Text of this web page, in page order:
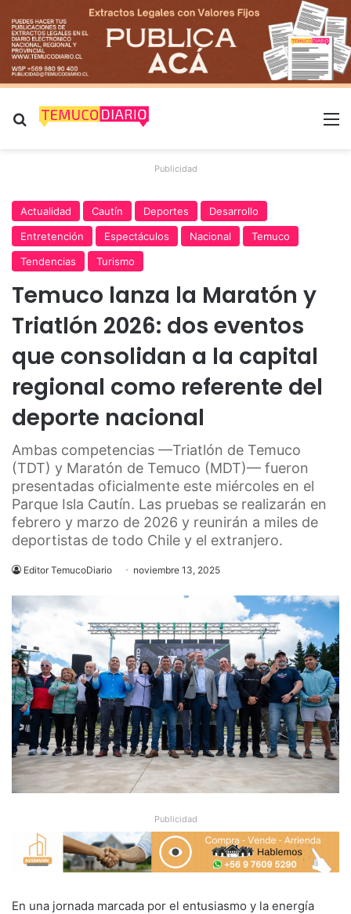
Buscar por
Publicidad
Actualidad Cautín Deportes
Desarrollo
Entretención
Espectáculos Nacional
Temuco
Tendencias
Turismo
Temuco lanza la Maratón y
Triatlón 2026: dos eventos
que consolidan a la capital
regional como referente del
deporte nacional
Ambas competencias —Triatlón de Temuco
(TDT) y Maratón de Temuco (MDT)— fueron
presentadas oficialmente este miércoles en el
Parque Isla Cautín. Las pruebas se realizarán en
febrero y marzo de 2026 y reunirán a miles de
deportistas de todo Chile y el extranjero.
Editor TemucoDiario noviembre 13, 2025
Publicidad
En una jornada marcada por el entusiasmo y la energía